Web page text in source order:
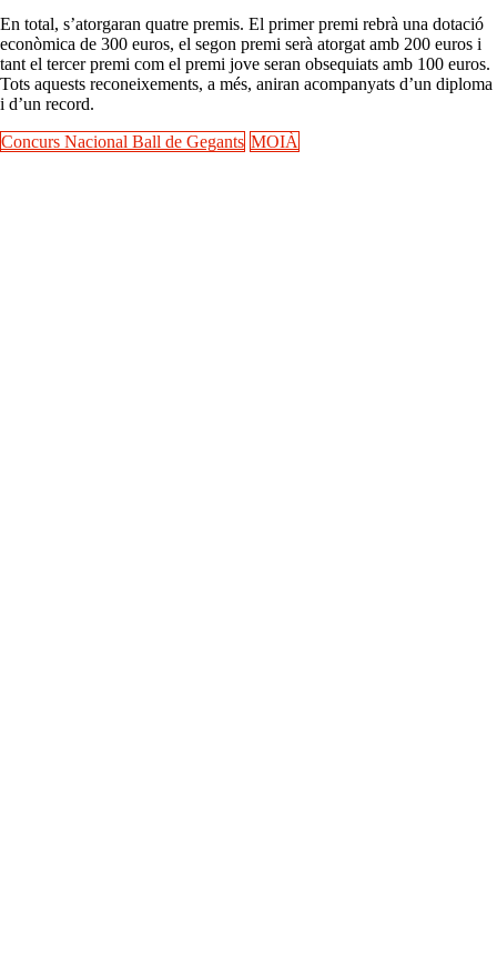
En total, s’atorgaran quatre premis. El primer premi rebrà una dotació
econòmica de 300 euros, el segon premi serà atorgat amb 200 euros i
tant el tercer premi com el premi jove seran obsequiats amb 100 euros.
Tots aquests reconeixements, a més, aniran acompanyats d’un diploma
i d’un record.
Concurs Nacional Ball de Gegants MOIÀ